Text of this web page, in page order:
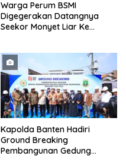
Warga Perum BSMI
Digegerakan Datangnya
Seekor Monyet Liar Ke
Kapolda Banten Hadiri
Ground Breaking
Pembangunan Gedung